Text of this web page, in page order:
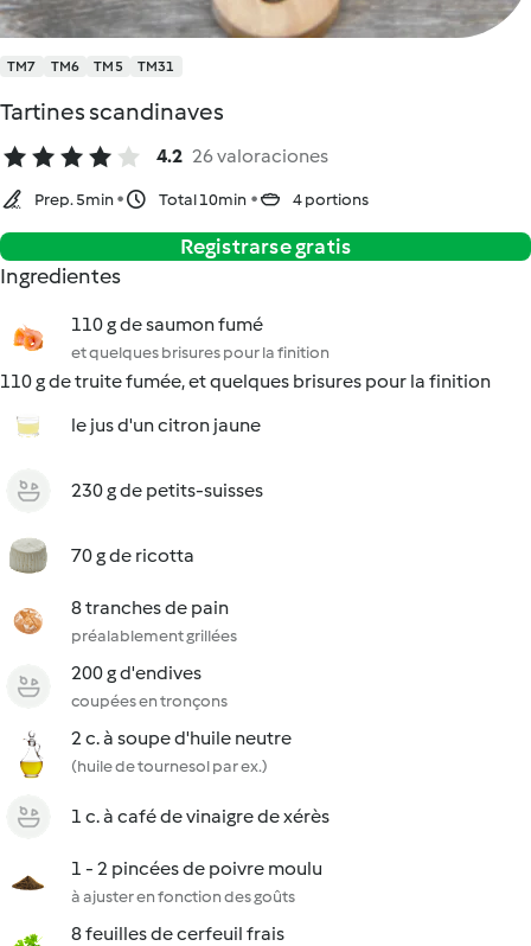
TM7 TM6 TM5 TM31
Tartines scandinaves
4.2 26 valoraciones
Prep. 5min Total 10min 4 portions
Registrarse gratis
Ingredientes
110 g de saumon fumé
et quelques brisures pour la finition
110 g de truite fumée, et quelques brisures pour la finition
le jus d'un citron jaune
230 g de petits-suisses
70 g de ricotta
8 tranches de pain
préalablement grillées
200 g d'endives
coupées en tronçons
2 c. à soupe d'huile neutre
(huile de tournesol par ex.)
1 c. à café de vinaigre de xérès
1 - 2 pincées de poivre moulu
à ajuster en fonction des goûts
8 feuilles de cerfeuil frais